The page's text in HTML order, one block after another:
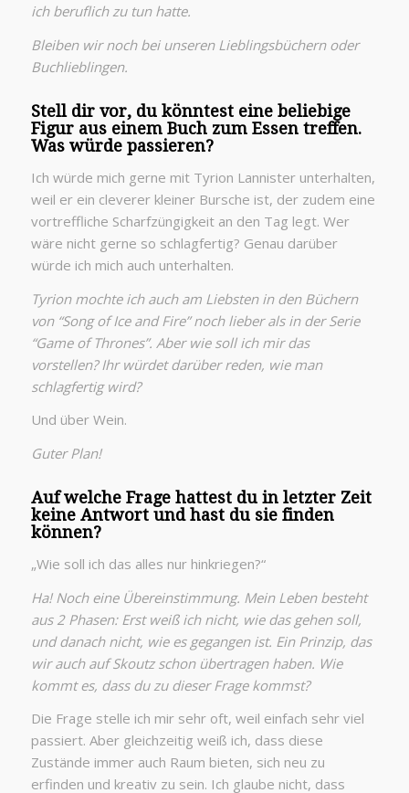
ich beruflich zu tun hatte.
Bleiben wir noch bei unseren Lieblingsbüchern oder
Buchlieblingen.
Stell dir vor, du könntest eine beliebige
Figur aus einem Buch zum Essen treffen.
Was würde passieren?
Ich würde mich gerne mit Tyrion Lannister unterhalten,
weil er ein cleverer kleiner Bursche ist, der zudem eine
vortreffliche Scharfzüngigkeit an den Tag legt. Wer
wäre nicht gerne so schlagfertig? Genau darüber
würde ich mich auch unterhalten.
Tyrion mochte ich auch am Liebsten in den Büchern
von “Song of Ice and Fire” noch lieber als in der Serie
“Game of Thrones”. Aber wie soll ich mir das
vorstellen? Ihr würdet darüber reden, wie man
schlagfertig wird?
Und über Wein.
Guter Plan!
Auf welche Frage hattest du in letzter Zeit
keine Antwort und hast du sie finden
können?
„Wie soll ich das alles nur hinkriegen?“
Ha! Noch eine Übereinstimmung. Mein Leben besteht
aus 2 Phasen: Erst weiß ich nicht, wie das gehen soll,
und danach nicht, wie es gegangen ist. Ein Prinzip, das
wir auch auf Skoutz schon übertragen haben. Wie
kommt es, dass du zu dieser Frage kommst?
Die Frage stelle ich mir sehr oft, weil einfach sehr viel
passiert. Aber gleichzeitig weiß ich, dass diese
Zustände immer auch Raum bieten, sich neu zu
erfinden und kreativ zu sein. Ich glaube nicht, dass